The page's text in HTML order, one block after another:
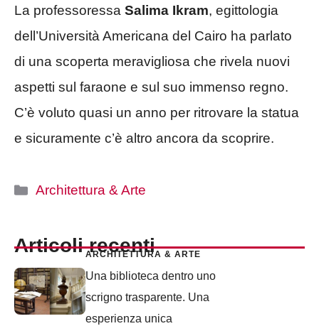
La professoressa Salima Ikram, egittologia
dell’Università Americana del Cairo ha parlato
di una scoperta meravigliosa che rivela nuovi
aspetti sul faraone e sul suo immenso regno.
C’è voluto quasi un anno per ritrovare la statua
e sicuramente c’è altro ancora da scoprire.
Categorie
Architettura & Arte
Articoli recenti
ARCHITETTURA & ARTE
Una biblioteca dentro uno
scrigno trasparente. Una
esperienza unica